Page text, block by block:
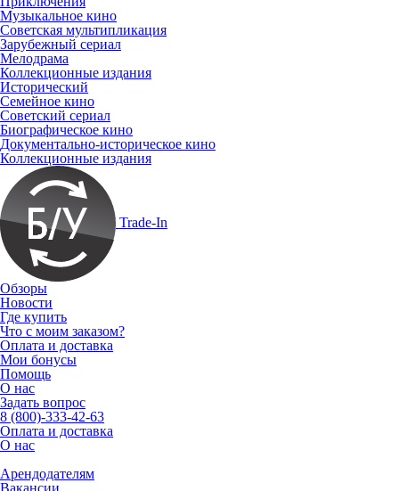
Музыкальное кино
Советская мультипликация
Зарубежный сериал
Мелодрама
Коллекционные издания
Исторический
Семейное кино
Советский сериал
Биографическое кино
Документально-историческое кино
Коллекционные издания
Trade-In
Обзоры
Новости
Где купить
Что с моим заказом?
Оплата и доставка
Мои бонусы
Помощь
О нас
Задать вопрос
8 (800)-333-42-63
Оплата и доставка
О нас
Арендодателям
Вакансии